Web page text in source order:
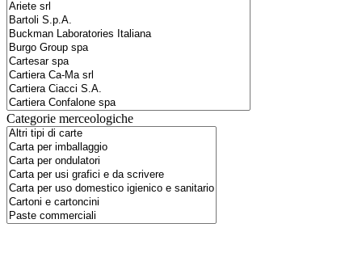
Categorie merceologiche